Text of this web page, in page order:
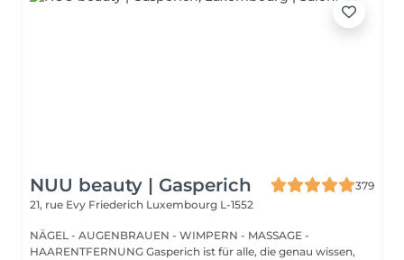
NUU beauty | Gasperich
379
21, rue Evy Friederich Luxembourg L-1552
NÄGEL - AUGENBRAUEN - WIMPERN - MASSAGE -
HAARENTFERNUNG Gasperich ist für alle, die genau wissen,